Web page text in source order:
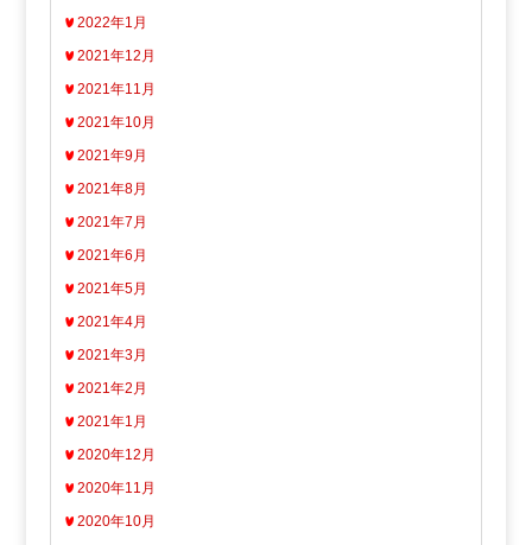
2022年1月
2021年12月
2021年11月
2021年10月
2021年9月
2021年8月
2021年7月
2021年6月
2021年5月
2021年4月
2021年3月
2021年2月
2021年1月
2020年12月
2020年11月
2020年10月